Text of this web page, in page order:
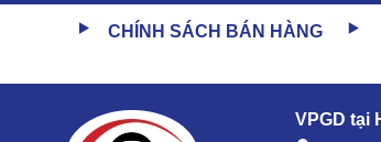
CHÍNH SÁCH BÁN HÀNG
VPGD tại